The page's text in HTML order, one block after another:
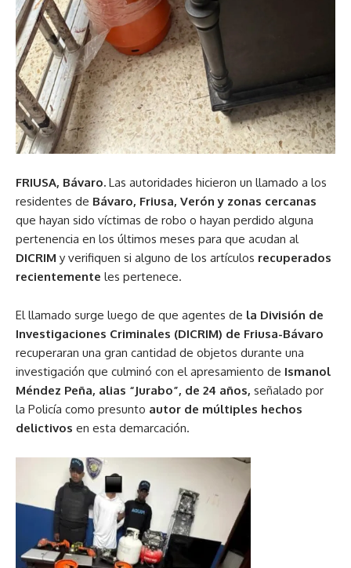
FRIUSA, Bávaro. Las autoridades hicieron un llamado a los
residentes de Bávaro, Friusa, Verón y zonas cercanas
que hayan sido víctimas de robo o hayan perdido alguna
pertenencia en los últimos meses para que acudan al
DICRIM y verifiquen si alguno de los artículos recuperados
recientemente les pertenece.
El llamado surge luego de que agentes de la División de
Investigaciones Criminales (DICRIM) de Friusa-Bávaro
recuperaran una gran cantidad de objetos durante una
investigación que culminó con el apresamiento de Ismanol
Méndez Peña, alias “Jurabo”, de 24 años, señalado por
la Policía como presunto autor de múltiples hechos
delictivos en esta demarcación.